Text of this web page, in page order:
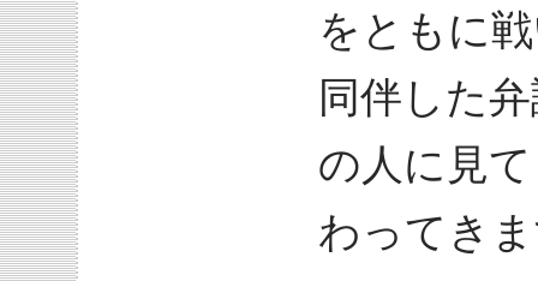
をともに
同伴した
の人に見
わってき